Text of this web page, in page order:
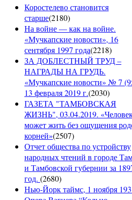
Коростелево становится
старше(2180)
На войне — как на войне.
«Мучкапские новости», 16
сентября 1997 года(2218)
ЗА ДОБЛЕСТНЫЙ ТРУД –
НАГРАДЫ НА ГРУДЬ.
«Мучкапские новости» № 7
13 февраля 2019 г.(2030)
ГАЗЕТА "ТАМБОВСКАЯ
ЖИЗНЬ", 03.04.2019.
может жить без ощущения
корней»(2507)
Отчет общества по устройству
народных чтений в городе
и Тамбовской губернии за
год. (2680)
Нью-Йорк таймс, 1 ноября